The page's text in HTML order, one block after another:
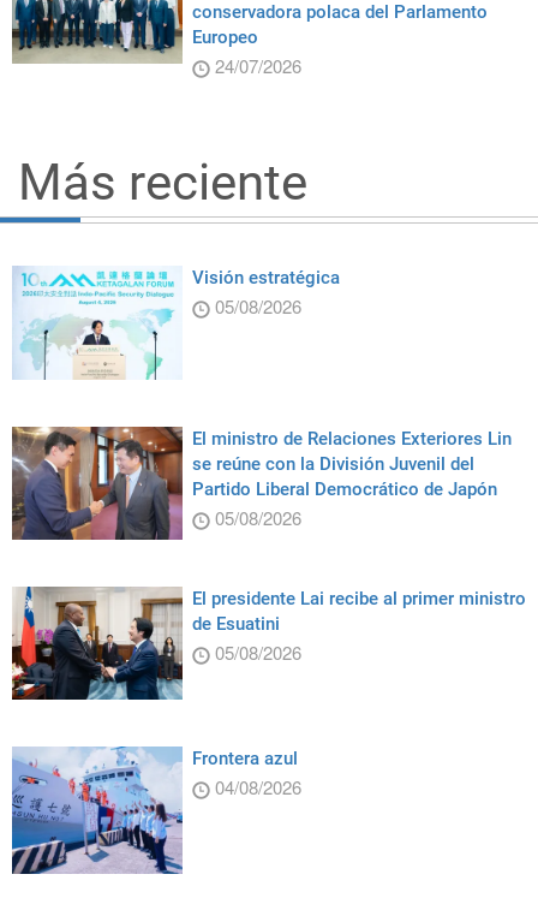
conservadora polaca del Parlamento
Europeo
24/07/2026
Más reciente
Visión estratégica
05/08/2026
El ministro de Relaciones Exteriores Lin
se reúne con la División Juvenil del
Partido Liberal Democrático de Japón
05/08/2026
El presidente Lai recibe al primer ministro
de Esuatini
05/08/2026
Frontera azul
04/08/2026